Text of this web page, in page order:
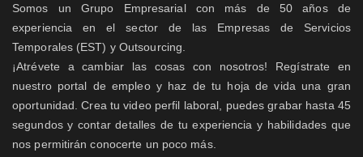
Somos un Grupo Empresarial con más de 50 años de
experiencia en el sector de las Empresas de Servicios
Temporales (EST) y Outsourcing.
¡Atrévete a cambiar las cosas con nosotros! Regístrate en
nuestro portal de empleo y haz de tu hoja de vida una gran
oportunidad. Crea tu video perfil laboral, puedes grabar hasta 45
segundos y contar detalles de tu experiencia y habilidades que
nos permitirán conocerte un poco más.